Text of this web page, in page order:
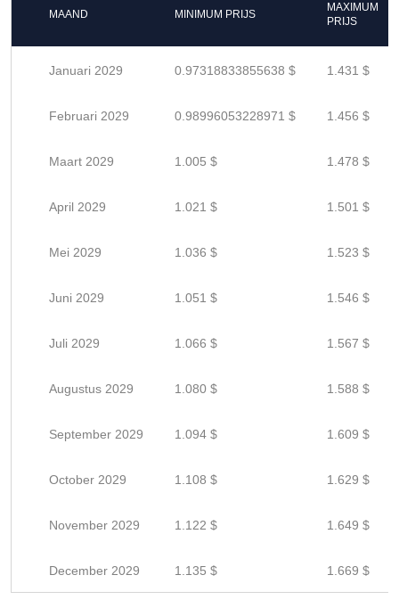
MAAND MINIMUM PRIJS
MAXIMUM
PRIJS
Januari 2029 0.97318833855638 $ 1.431 $
Februari 2029 0.98996053228971 $ 1.456 $
Maart 2029 1.005 $ 1.478 $
April 2029 1.021 $ 1.501 $
Mei 2029 1.036 $ 1.523 $
Juni 2029 1.051 $ 1.546 $
Juli 2029 1.066 $ 1.567 $
Augustus 2029 1.080 $ 1.588 $
September 2029 1.094 $ 1.609 $
October 2029 1.108 $ 1.629 $
November 2029 1.122 $ 1.649 $
December 2029 1.135 $ 1.669 $